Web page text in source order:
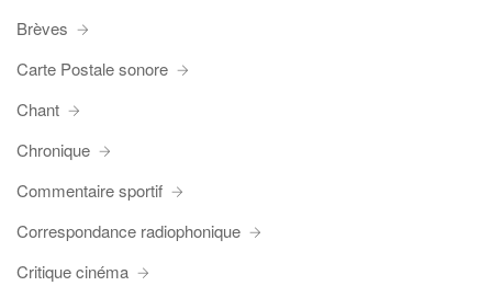
Brèves
Carte Postale sonore
Chant
Chronique
Commentaire sportif
Correspondance radiophonique
Critique cinéma